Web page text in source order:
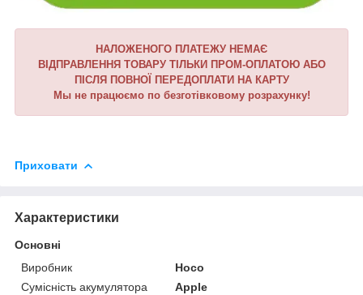
НАЛОЖЕНОГО ПЛАТЕЖУ НЕМАЄ
ВІДПРАВЛЕННЯ ТОВАРУ ТІЛЬКИ ПРОМ-ОПЛАТОЮ АБО
ПІСЛЯ ПОВНОЇ ПЕРЕДОПЛАТИ НА КАРТУ
Мы не працюємо по безготівковому розрахунку!
Приховати
Характеристики
Основні
Виробник
Hoco
Сумісність акумулятора
Apple